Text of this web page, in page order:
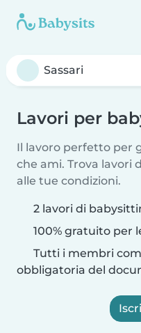
Lavori per
Il lavoro perfetto per
che ami. Trova lavori
alle tue condizioni.
2 lavori di
100% gratuito per
Tutti i membri
obbligatoria del